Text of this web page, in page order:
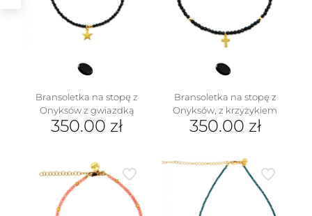
Bransoletka na stopę z
Onyksów z gwiazdką
350.00 zł
Bransoletka na stopę z
Onyksów, z krzyżykiem
350.00 zł